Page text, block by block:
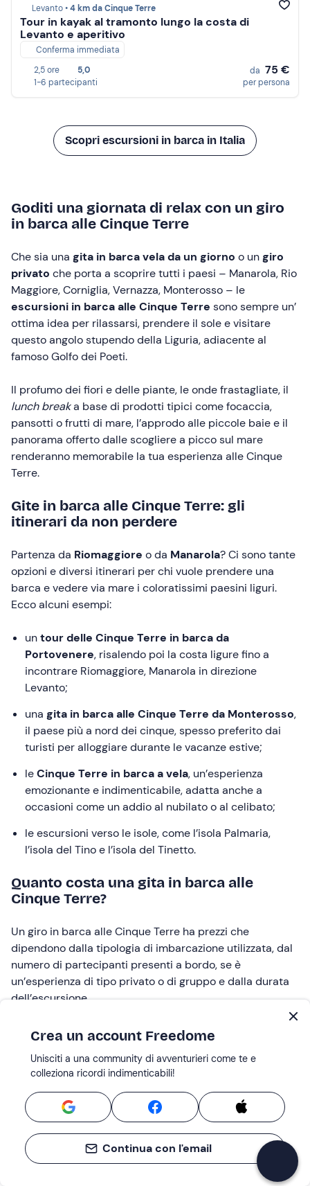
Levanto •4 km da Cinque Terre
Tour in kayak al tramonto lungo la costa di
Levanto e aperitivo
Conferma immediata
2,5 ore
5,0
1-6 partecipanti
da 75 €
per persona
Scopri escursioni in barca in Italia
Goditi una giornata di relax con un giro
in barca alle Cinque Terre
Che sia una gita in barca vela da un giorno o ungiro
privato che porta a scoprire tutti i paesi – Manarola, Rio
Maggiore, Corniglia, Vernazza, Monterosso – le
escursioni in barcaalle Cinque Terre sono sempre un’
ottima idea per rilassarsi, prendere il sole e visitare
questo angolo stupendo della Liguria, adiacente al
famoso Golfo dei Poeti.
Il profumo dei fiori e delle piante, le onde frastagliate, il
lunch breaka base di prodotti tipici come focaccia,
pansotti o frutti di mare, l’approdo alle piccole baie e il
panorama offerto dalle scogliere a picco sul mare
renderanno memorabile la tua esperienza alle Cinque
Terre.
Gite in barca alle Cinque Terre: gli
itinerari da non perdere
Partenza da Riomaggiore oda Manarola? Ci sono tante
opzioni e diversi itinerari per chi vuole prendere una
barca e vedere via mare i coloratissimi paesini liguri.
Ecco alcuni esempi:
untour delle Cinque Terre in barca da
Portovenere, risalendo poi la costa ligure fino a
incontrare Riomaggiore, Manarola in direzione
Levanto;
una gita in barca alle Cinque Terre da Monterosso,
il paese più a nord dei cinque, spesso preferito dai
turisti per alloggiare durante le vacanze estive;
leCinque Terre in barca a vela, un’esperienza
emozionante e indimenticabile, adatta anche a
occasioni come un addio al nubilato o al celibato;
le escursioni verso le isole, come l’isola Palmaria,
l’isola del Tino e l’isola del Tinetto.
Quanto costa una gita in barca alle
Cinque Terre?
Un giro in barca alle Cinque Terre ha prezzi che
dipendono dalla tipologia di imbarcazione utilizzata, dal
numero di partecipanti presenti a bordo, se è
un’esperienza di tipo privato o di gruppo e dalla durata
dell’escursione.
Ad esempio, untour privato di due ore
fare il bagno nelle calette e un’ampia selezione di bibite
e drink a disposizione. Per untour collettivo
8 persone) con partenza
da Manarolainvece il prezzo è
circa 75€ a partecipante, anche in questo caso il tour
prevede soste bagno e un piccolo aperitivo.
Non riesci proprio a scegliere?
Crea un account Freedome
Unisciti a una community di avventurieri come te e
colleziona ricordi indimenticabili!
Continua con l'email